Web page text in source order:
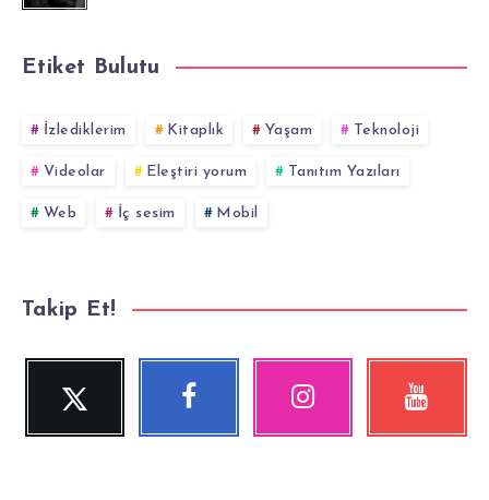
Etiket Bulutu
İzlediklerim Kitaplık Yaşam Teknoloji
Videolar Eleştiri yorum Tanıtım Yazıları
Web İç sesim Mobil
Takip Et!
Twitter Facebook Instagram
Fotoğraflarımız!
YouTube
Videolara